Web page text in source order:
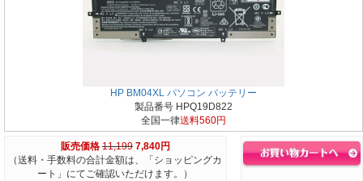
HP BM04XL パソコン バッテリー
製品番号 HPQ19D822
全国一律送料560円
販売価格 11,199 7,840円
（送料・手数料の合計金額は、「ショッピングカ
ート」にてご確認いただけます。）